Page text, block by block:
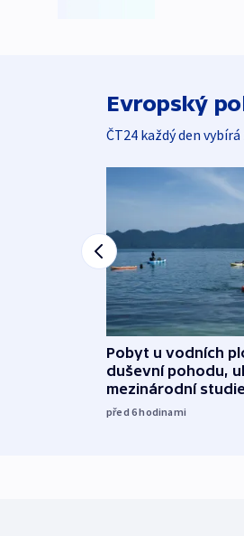
Evropský
ČT24 každý den
Pobyt u vodních
duševní pohodu,
mezinárodní
před 6hodinami